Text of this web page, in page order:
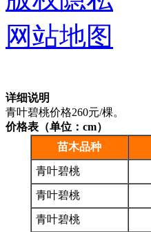
详细说明
青叶碧桃价格260元/棵。
价格表（单位：cm）
苗木品种
青叶碧桃
青叶碧桃
青叶碧桃
网站地图